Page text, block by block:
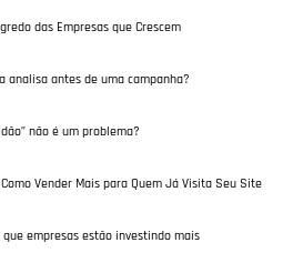
das Empresas que Crescem
analisa antes de uma campanha?
não é um problema?
Vender Mais para Quem Já Visita Seu Site
empresas estão investindo mais